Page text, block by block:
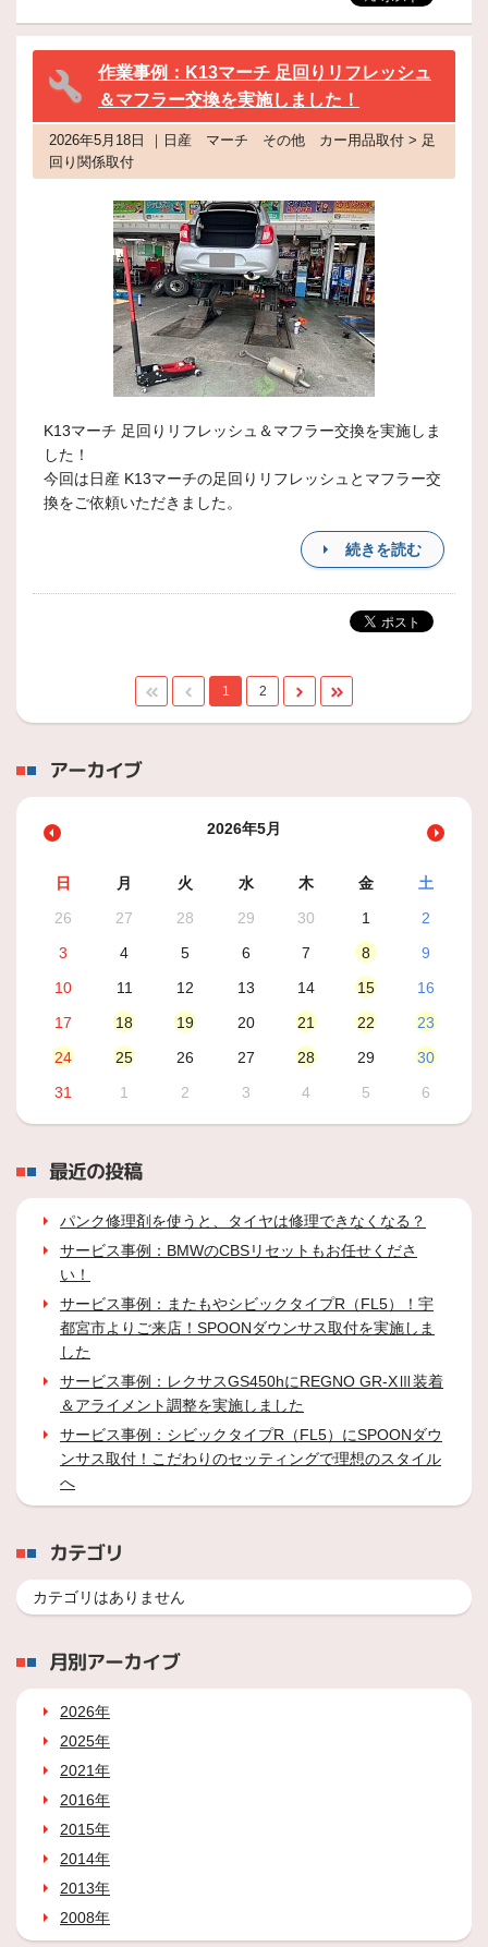
作業事例：K13マーチ 足回りリフレッシュ
＆マフラー交換を実施しました！
2026年5月18日 ｜日産 マーチ その他 カー用品取付 > 足
回り関係取付
K13マーチ 足回りリフレッシュ＆マフラー交換を実施しま
した！
今回は日産 K13マーチの足回りリフレッシュとマフラー交
換をご依頼いただきました。
続きを読む
1 2
アーカイブ
2026年5月
日 月 火 水 木 金
土
26
27 28 29 30 1
2
3
4 5 6 7 8
9
10
11 12 13 14 15
16
17
18 19 20 21 22
23
24
25 26 27 28 29
30
31
1 2 3 4 5 6
最近の投稿
パンク修理剤を使うと、タイヤは修理できなくなる？
サービス事例：BMWのCBSリセットもお任せくださ
い！
サービス事例：またもやシビックタイプR（FL5）！宇
都宮市よりご来店！SPOONダウンサス取付を実施しま
した
サービス事例：レクサスGS450hにREGNO GR-XⅢ装着
＆アライメント調整を実施しました
サービス事例：シビックタイプR（FL5）にSPOONダウ
ンサス取付！こだわりのセッティングで理想のスタイル
へ
カテゴリ
カテゴリはありません
月別アーカイブ
2026年
2025年
2021年
2016年
2015年
2014年
2013年
2008年